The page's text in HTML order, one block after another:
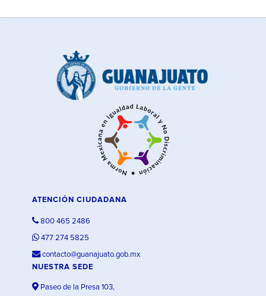
ATENCIÓN CIUDADANA
800 465 2486
477 274 5825
contacto@guanajuato.gob.mx
NUESTRA SEDE
Paseo de la Presa 103,